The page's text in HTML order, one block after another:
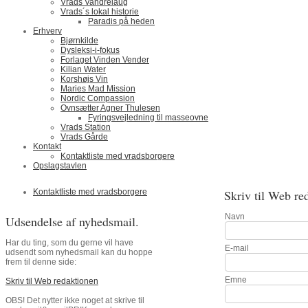
Vrads Vandrelaug
Vrads´s lokal historie
Paradis på heden
Erhverv
Bjørnkilde
Dysleksi-i-fokus
Forlaget Vinden Vender
Kilian Water
Korshøjs Vin
Maries Mad Mission
Nordic Compassion
Ovnsætter Agner Thulesen
Fyringsvejledning til masseovne
Vrads Station
Vrads Gårde
Kontakt
Kontaktliste med vradsborgere
Opslagstavlen
Kontaktliste med vradsborgere
Udsendelse af nyhedsmail.
Har du ting, som du gerne vil have
udsendt som nyhedsmail kan du hoppe
frem til denne side:
Skriv til Web redaktionen
OBS! Det nytter ikke noget at skrive til
Skriv til Web
Navn
E-mail
Emne